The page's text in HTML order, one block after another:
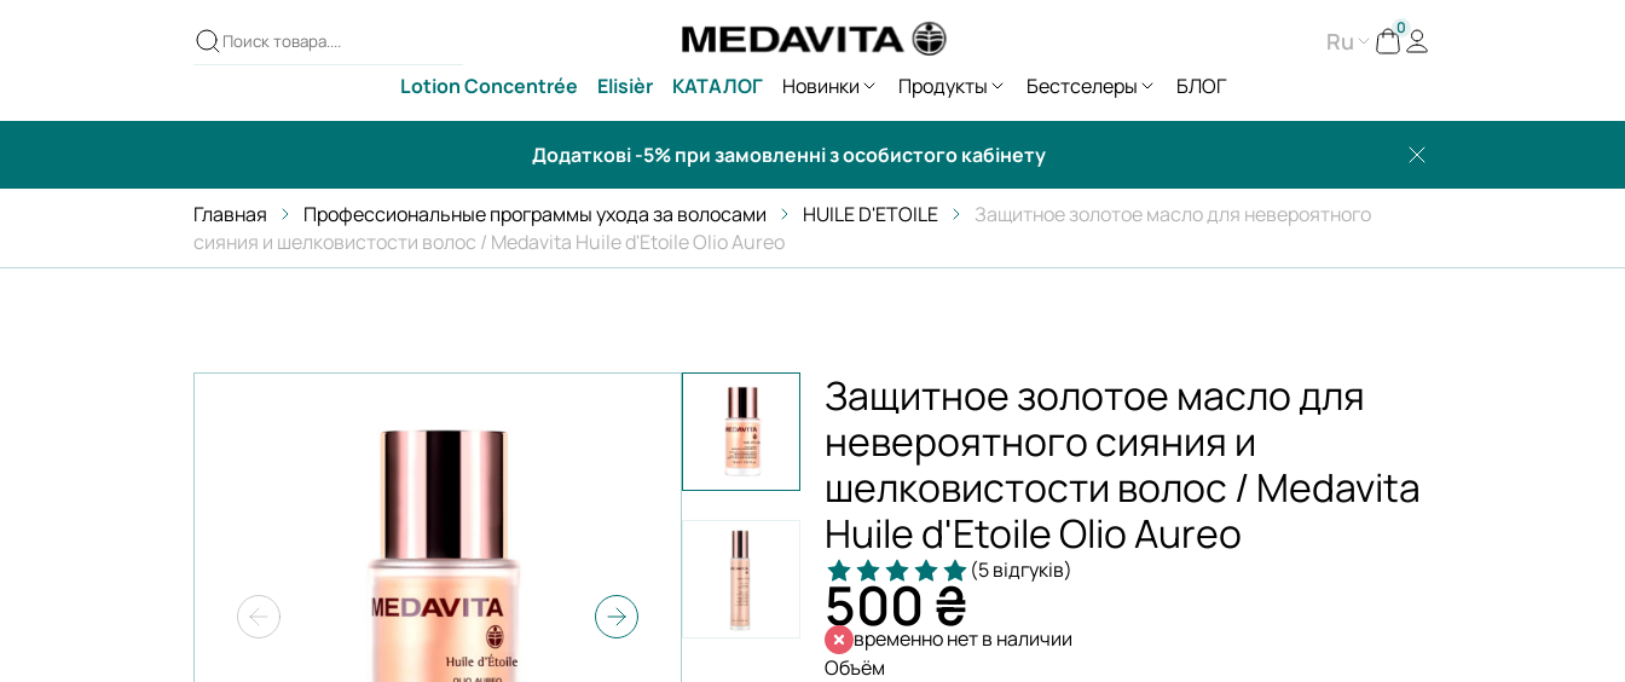
Ru 0
Lotion Concentrée Elisièr КАТАЛОГ Новинки Продукты Бестселеры БЛОГ
Додаткові -5% при замовленні з особистого кабінету
Главная Профессиональные программы ухода за волосами HUILE D'ETOILE
Защитное золотое масло для невероятного
сияния и шелковистости волос / Medavita Huile d'Etoile Olio Aureo
Защитное золотое масло для
невероятного сияния и
шелковистости волос / Medavita
Huile d'Etoile Olio Aureo
(5 відгуків)
500 ₴
временно нет в наличии
Объём